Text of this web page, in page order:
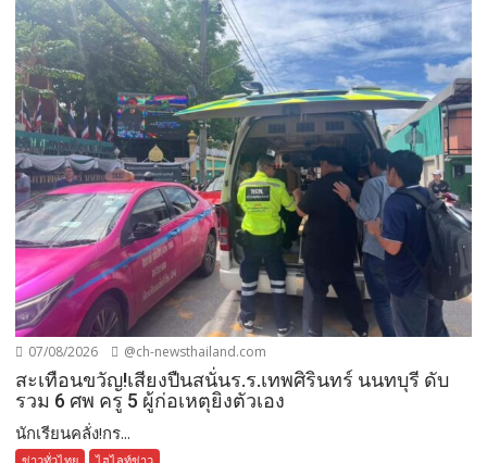
07/08/2026 @ch-newsthailand.com
สะเทือนขวัญ!เสียงปืนสนั่นร.ร.เทพศิรินทร์ นนทบุรี ดับ
รวม 6 ศพ ครู 5 ผู้ก่อเหตุยิงตัวเอง
นักเรียนคลั่ง!กร...